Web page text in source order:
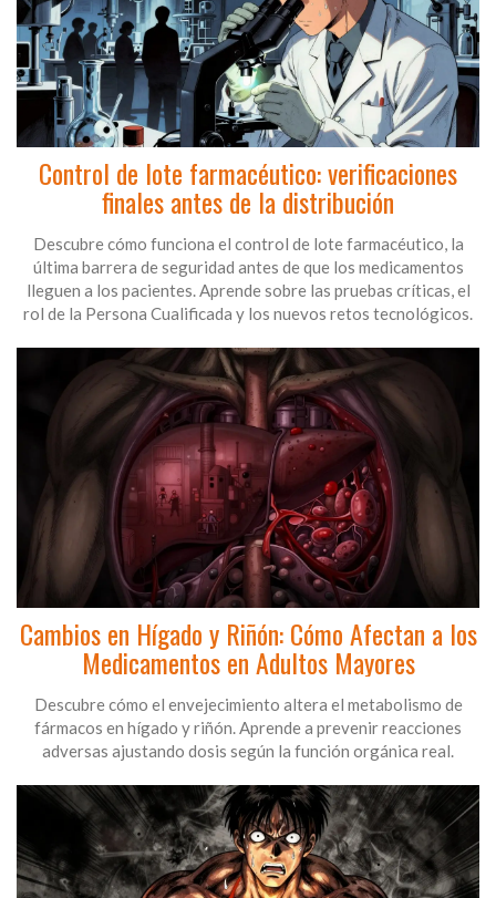
Control de lote farmacéutico: verificaciones
finales antes de la distribución
Descubre cómo funciona el control de lote farmacéutico, la
última barrera de seguridad antes de que los medicamentos
lleguen a los pacientes. Aprende sobre las pruebas críticas, el
rol de la Persona Cualificada y los nuevos retos tecnológicos.
Cambios en Hígado y Riñón: Cómo Afectan a los
Medicamentos en Adultos Mayores
Descubre cómo el envejecimiento altera el metabolismo de
fármacos en hígado y riñón. Aprende a prevenir reacciones
adversas ajustando dosis según la función orgánica real.